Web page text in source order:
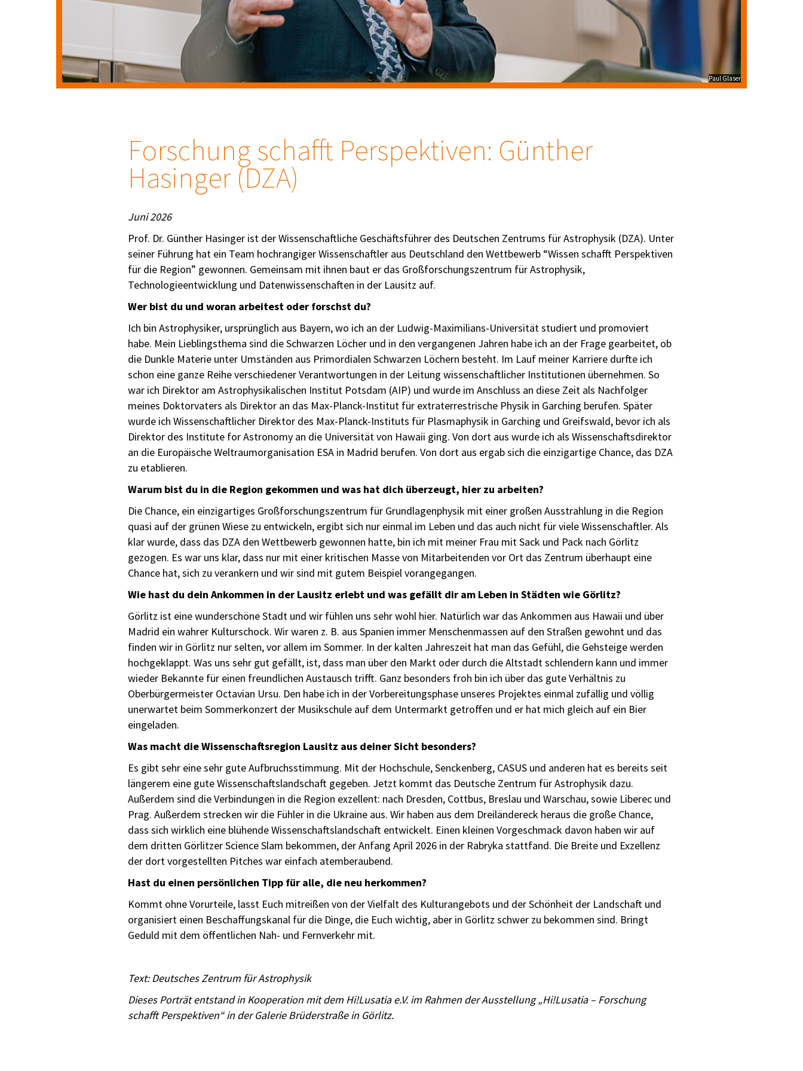
Paul Glaser
Forschung schafft Perspektiven: Günther
Hasinger (DZA)
Juni 2026
Prof. Dr. Günther Hasinger ist der Wissenschaftliche Geschäftsführer des Deutschen Zentrums für Astrophysik (DZA). Unter
seiner Führung hat ein Team hochrangiger Wissenschaftler aus Deutschland den Wettbewerb “Wissen schafft Perspektiven
für die Region” gewonnen. Gemeinsam mit ihnen baut er das Großforschungszentrum für Astrophysik,
Technologieentwicklung und Datenwissenschaften in der Lausitz auf.
Wer bist du und woran arbeitest oder forschst du?
Ich bin Astrophysiker, ursprünglich aus Bayern, wo ich an der Ludwig-Maximilians-Universität studiert und promoviert
habe. Mein Lieblingsthema sind die Schwarzen Löcher und in den vergangenen Jahren habe ich an der Frage gearbeitet, ob
die Dunkle Materie unter Umständen aus Primordialen Schwarzen Löchern besteht. Im Lauf meiner Karriere durfte ich
schon eine ganze Reihe verschiedener Verantwortungen in der Leitung wissenschaftlicher Institutionen übernehmen. So
war ich Direktor am Astrophysikalischen Institut Potsdam (AIP) und wurde im Anschluss an diese Zeit als Nachfolger
meines Doktorvaters als Direktor an das Max-Planck-Institut für extraterrestrische Physik in Garching berufen. Später
wurde ich Wissenschaftlicher Direktor des Max-Planck-Instituts für Plasmaphysik in Garching und Greifswald, bevor ich als
Direktor des Institute for Astronomy an die Universität von Hawaii ging. Von dort aus wurde ich als Wissenschaftsdirektor
an die Europäische Weltraumorganisation ESA in Madrid berufen. Von dort aus ergab sich die einzigartige Chance, das DZA
zu etablieren.
Warum bist du in die Region gekommen und was hat dich überzeugt, hier zu arbeiten?
Die Chance, ein einzigartiges Großforschungszentrum für Grundlagenphysik mit einer großen Ausstrahlung in die Region
quasi auf der grünen Wiese zu entwickeln, ergibt sich nur einmal im Leben und das auch nicht für viele Wissenschaftler. Als
klar wurde, dass das DZA den Wettbewerb gewonnen hatte, bin ich mit meiner Frau mit Sack und Pack nach Görlitz
gezogen. Es war uns klar, dass nur mit einer kritischen Masse von Mitarbeitenden vor Ort das Zentrum überhaupt eine
Chance hat, sich zu verankern und wir sind mit gutem Beispiel vorangegangen.
Wie hast du dein Ankommen in der Lausitz erlebt und was gefällt dir am Leben in Städten wie Görlitz?
Görlitz ist eine wunderschöne Stadt und wir fühlen uns sehr wohl hier. Natürlich war das Ankommen aus Hawaii und über
Madrid ein wahrer Kulturschock. Wir waren z. B. aus Spanien immer Menschenmassen auf den Straßen gewohnt und das
finden wir in Görlitz nur selten, vor allem im Sommer. In der kalten Jahreszeit hat man das Gefühl, die Gehsteige werden
hochgeklappt. Was uns sehr gut gefällt, ist, dass man über den Markt oder durch die Altstadt schlendern kann und immer
wieder Bekannte für einen freundlichen Austausch trifft. Ganz besonders froh bin ich über das gute Verhältnis zu
Oberbürgermeister Octavian Ursu. Den habe ich in der Vorbereitungsphase unseres Projektes einmal zufällig und völlig
unerwartet beim Sommerkonzert der Musikschule auf dem Untermarkt getroffen und er hat mich gleich auf ein Bier
eingeladen.
Was macht die Wissenschaftsregion Lausitz aus deiner Sicht besonders?
Es gibt sehr eine sehr gute Aufbruchsstimmung. Mit der Hochschule, Senckenberg, CASUS und anderen hat es bereits seit
längerem eine gute Wissenschaftslandschaft gegeben. Jetzt kommt das Deutsche Zentrum für Astrophysik dazu.
Außerdem sind die Verbindungen in die Region exzellent: nach Dresden, Cottbus, Breslau und Warschau, sowie Liberec und
Prag. Außerdem strecken wir die Fühler in die Ukraine aus. Wir haben aus dem Dreiländereck heraus die große Chance,
dass sich wirklich eine blühende Wissenschaftslandschaft entwickelt. Einen kleinen Vorgeschmack davon haben wir auf
dem dritten Görlitzer Science Slam bekommen, der Anfang April 2026 in der Rabryka stattfand. Die Breite und Exzellenz
der dort vorgestellten Pitches war einfach atemberaubend.
Hast du einen persönlichen Tipp für alle, die neu herkommen?
Kommt ohne Vorurteile, lasst Euch mitreißen von der Vielfalt des Kulturangebots und der Schönheit der Landschaft und
organisiert einen Beschaffungskanal für die Dinge, die Euch wichtig, aber in Görlitz schwer zu bekommen sind. Bringt
Geduld mit dem öffentlichen Nah- und Fernverkehr mit.
Text: Deutsches Zentrum für Astrophysik
Dieses Porträt entstand in Kooperation mit dem Hi!Lusatia e.V. im Rahmen der Ausstellung „Hi!Lusatia – Forschung
schafft Perspektiven“ in der Galerie Brüderstraße in Görlitz.